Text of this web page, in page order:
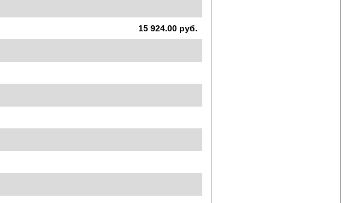
15 924.00 руб.